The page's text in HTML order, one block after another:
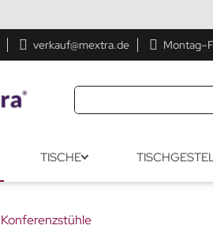
verkauf@mextra.de
TISCHE
Konferenzstühle